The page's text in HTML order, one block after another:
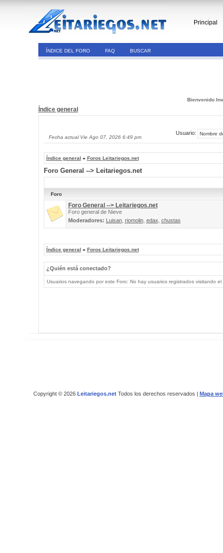
Principal
ÍNDICE DEL FORO FAQ BUSCAR
Bienvenido
Índice general
Fecha actual Vie Ago 07, 2026 6:49 pm
Usuario:
Índice general » Foros Leitariegos.net
Foro General --> Leitariegos.net
Foro
Foro General --> Leitariegos.net
Foro general de Nieve
Moderadores: Luisan, riomolin, edax chustas
Índice general » Foros Leitariegos.net
¿Quién está conectado?
Usuarios navegando por este Foro: No hay usuarios registrados visitando
Copyright © 2026 Leitariegos.netTodos los derechos reservados | Mapa